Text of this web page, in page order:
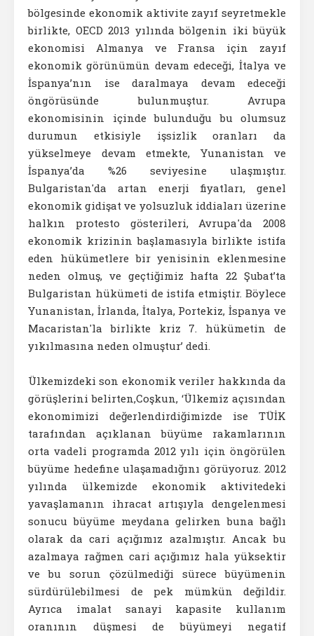
bölgesinde ekonomik aktivite zayıf seyretmekle
birlikte, OECD 2013 yılında bölgenin iki büyük
ekonomisi Almanya ve Fransa için zayıf
ekonomik görünümün devam edeceği, İtalya ve
İspanya’nın ise daralmaya devam edeceği
öngörüsünde bulunmuştur. Avrupa
ekonomisinin içinde bulunduğu bu olumsuz
durumun etkisiyle işsizlik oranları da
yükselmeye devam etmekte, Yunanistan ve
İspanya’da %26 seviyesine ulaşmıştır.
Bulgaristan'da artan enerji fiyatları, genel
ekonomik gidişat ve yolsuzluk iddiaları üzerine
halkın protesto gösterileri, Avrupa'da 2008
ekonomik krizinin başlamasıyla birlikte istifa
eden hükümetlere bir yenisinin eklenmesine
neden olmuş, ve geçtiğimiz hafta 22 Şubat’ta
Bulgaristan hükümeti de istifa etmiştir. Böylece
Yunanistan, İrlanda, İtalya, Portekiz, İspanya ve
Macaristan'la birlikte kriz 7. hükümetin de
yıkılmasına neden olmuştur’ dedi.
Ülkemizdeki son ekonomik veriler hakkında da
görüşlerini belirten,Coşkun, ‘Ülkemiz açısından
ekonomimizi değerlendirdiğimizde ise TÜİK
tarafından açıklanan büyüme rakamlarının
orta vadeli programda 2012 yılı için öngörülen
büyüme hedefine ulaşamadığını görüyoruz. 2012
yılında ülkemizde ekonomik aktivitedeki
yavaşlamanın ihracat artışıyla dengelenmesi
sonucu büyüme meydana gelirken buna bağlı
olarak da cari açığımız azalmıştır. Ancak bu
azalmaya rağmen cari açığımız hala yüksektir
ve bu sorun çözülmediği sürece büyümenin
sürdürülebilmesi de pek mümkün değildir.
Ayrıca imalat sanayi kapasite kullanım
oranının düşmesi de büyümeyi negatif